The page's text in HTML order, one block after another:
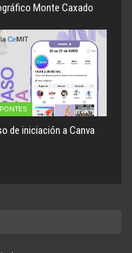
Monte Caxado
de iniciación a Canva